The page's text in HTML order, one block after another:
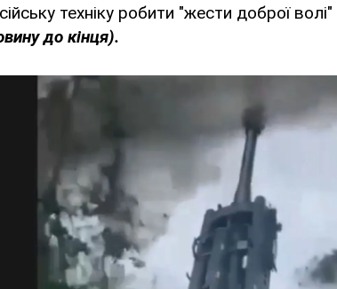
техніку робити "жести доброї волі"
до кінця).